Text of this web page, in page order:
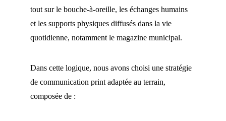
tout sur le bouche-à-oreille, les échanges humains
et les supports physiques diffusés dans la vie
quotidienne, notamment le magazine municipal.
Dans cette logique, nous avons choisi une stratégie
de communication print adaptée au terrain,
composée de :